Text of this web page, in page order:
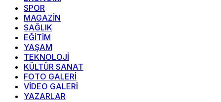
SPOR
MAGAZİN
SAĞLIK
EĞİTİM
YAŞAM
TEKNOLOJİ
KÜLTÜR SANAT
FOTO GALERİ
VİDEO GALERİ
YAZARLAR